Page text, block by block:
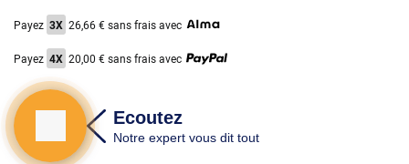
Payez 3X 26,66 € sans frais avec
Payez 4X 20,00 € sans frais avec